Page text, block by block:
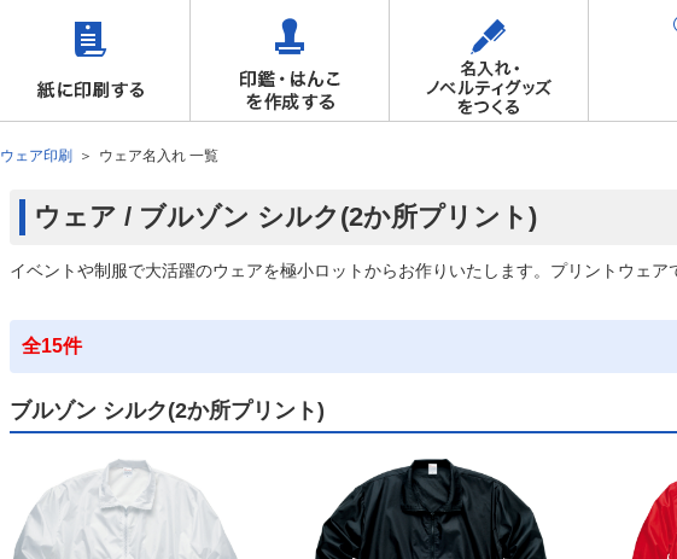
ウェア印刷 ウェア名入れ 一覧
ウェア / ブルゾン シルク(2か所プリント)
イベントや制服で大活躍のウェアを極小ロットからお作りいたします。プリントウェア
全15件
ブルゾン シルク(2か所プリント)